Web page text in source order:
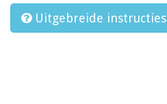
Uitgebreide instructies